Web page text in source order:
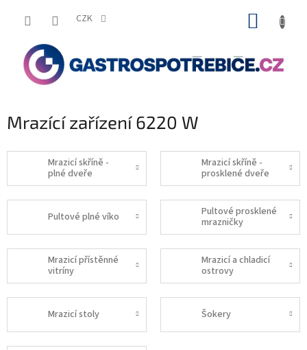
CZK
Mrazící zařízení 6220 W
Mrazicí skříně -
plné dveře
Mrazicí skříně -
prosklené dveře
Pultové plné víko
Pultové prosklené
mrazničky
Mrazicí přístěnné
vitríny
Mrazicí a chladicí
ostrovy
Mrazicí stoly Šokery